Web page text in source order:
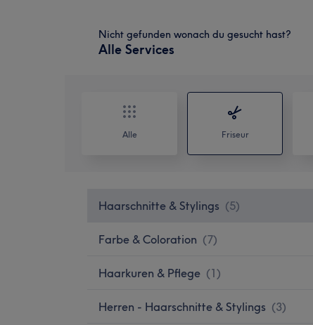
Nicht gefunden wonach du gesucht hast?
Alle Services
Alle Friseur
Haarschnitte & Stylings (5)
Farbe & Coloration (7)
Haarkuren & Pflege (1)
Herren - Haarschnitte & Stylings (3)